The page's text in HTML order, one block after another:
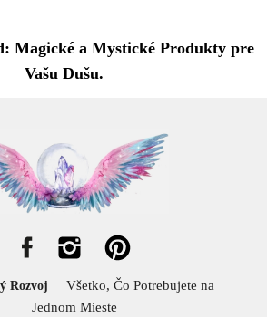
Magické a Mystické Produkty pre
Vašu Dušu.
Rozvoj
Všetko, Čo Potrebujete na
Jednom Mieste